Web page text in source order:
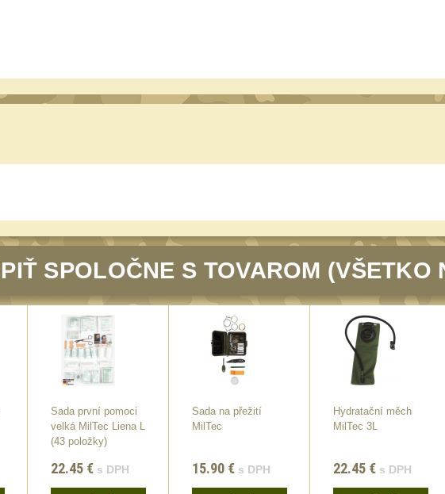
SPOLOČNE S TOVAROM (VŠETKO
Sada první pomoci
velká MilTec Liena L
(43 položky)
22.45 € s DPH
Sada na přežití
MilTec
15.90 € s DPH
Hydratační měch
MilTec 3L
22.45 € s DPH